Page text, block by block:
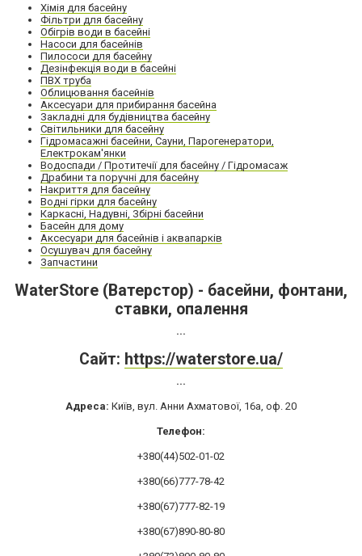
Хімія для басейну
Фільтри для басейну
Обігрів води в басейні
Насоси для басейнів
Пилососи для басейну
Дезінфекція води в басейні
ПВХ труба
Облицювання басейнів
Аксесуари для прибирання басейна
Закладні для будівництва басейну
Світильники для басейну
Гідромасажні басейни, Сауни, Парогенератори,
Електрокам'янки
Водоспади / Протитечії для басейну / Гідромасаж
Драбини та поручні для басейну
Накриття для басейну
Водні гірки для басейну
Каркасні, Надувні, Збірні басейни
Басейн для дому
Аксесуари для басейнів і аквапарків
Осушувач для басейну
Запчастини
WaterStore (Ватерстор) - басейни, фонтани,
ставки, опалення
...
Сайт: https://waterstore.ua/
...
Адреса: Київ, вул. Анни Ахматової, 16а, оф. 20
Телефон:
+380(44)502-01-02
+380(66)777-78-42
+380(67)777-82-19
+380(67)890-80-80